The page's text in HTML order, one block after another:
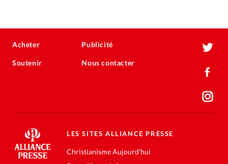
Acheter
Soutenir
Publicité
Nous contacter
LES SITES ALLIANCE PRESSE
Christianisme Aujourd'hui